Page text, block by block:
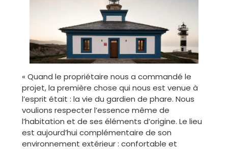
« Quand le propriétaire nous a commandé le
projet, la première chose qui nous est venue à
l’esprit était : la vie du gardien de phare. Nous
voulions respecter l’essence même de
l’habitation et de ses éléments d’origine. Le lieu
est aujourd’hui complémentaire de son
environnement extérieur : confortable et